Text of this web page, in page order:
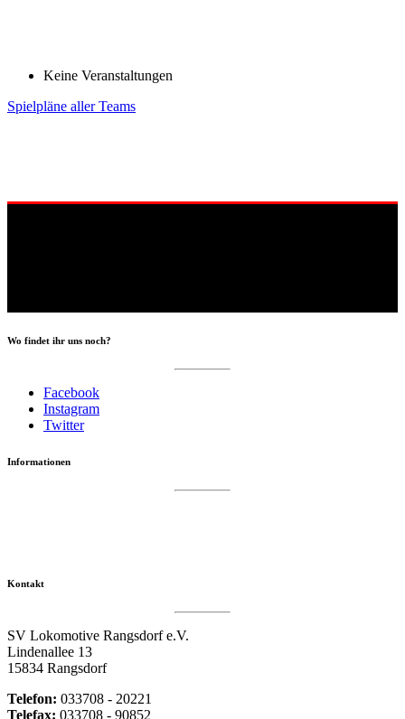
Keine Veranstaltungen
Spielpläne aller Teams
Wo findet ihr uns noch?
Facebook
Instagram
Twitter
Informationen
Kontakt
SV Lokomotive Rangsdorf e.V.
Lindenallee 13
15834 Rangsdorf
Telefon: 033708 - 20221
Telefax: 033708 - 90852